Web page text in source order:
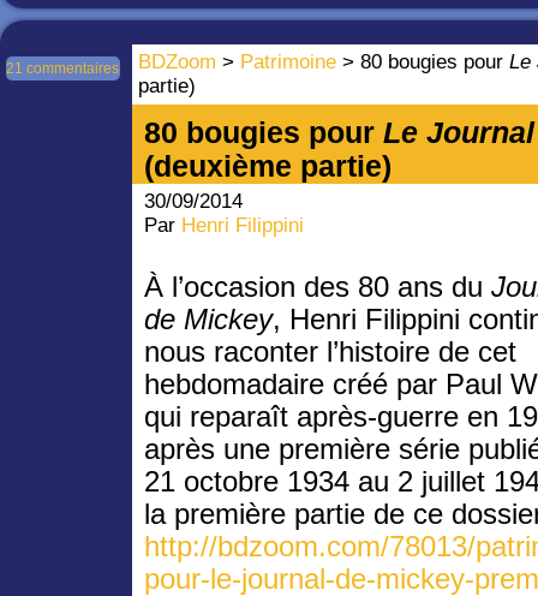
BDZoom > Patrimoine > 80 bougies pour Le
partie)
21 commentaires
80 bougies pour Le
(deuxième partie)
30/09/2014
Par Henri Filippini
À l’occasion des 80 ans du
de Mickey, Henri Filippini
nous raconter l’histoire de cet
hebdomadaire créé par Paul
qui reparaît après-guerre en
après une première série
21 octobre 1934 au 2 juillet
la première partie de ce
http://bdzoom.com/78013/
pour-le-journal-de-mickey-